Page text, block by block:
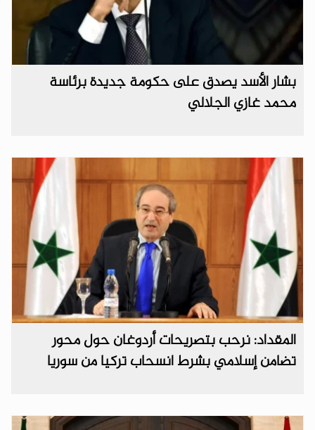
بشار الأسد يصدق على حكومة جديدة برئاسة
محمد غازي الجلالي
المقداد: نرحب بتصريحات أردوغان حول محور
تضامن إسلامي بشرط انسحاب تركيا من سوريا